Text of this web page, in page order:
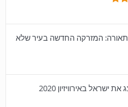
ו- 72 גופי תאורה: המזרקה החדשה בעיר שלא
ישראל באירוויזיון 2020